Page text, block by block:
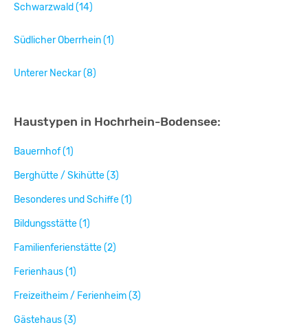
Schwarzwald (14)
Südlicher Oberrhein (1)
Unterer Neckar (8)
Haustypen in Hochrhein-Bodensee:
Bauernhof (1)
Berghütte / Skihütte (3)
Besonderes und Schiffe (1)
Bildungsstätte (1)
Familienferienstätte (2)
Ferienhaus (1)
Freizeitheim / Ferienheim (3)
Gästehaus (3)